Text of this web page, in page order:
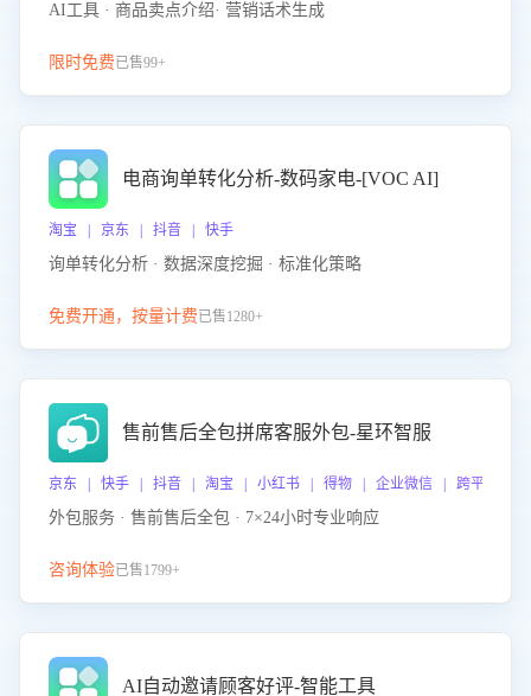
AI工具 · 商品卖点介绍· 营销话术生成
限时免费已售99+
电商询单转化分析-数码家电-[VOC AI]
淘宝 | 京东 | 抖音 | 快手
询单转化分析 · 数据深度挖掘 · 标准化策略
免费开通，按量计费已售1280+
售前售后全包拼席客服外包-星环智服
京东 | 快手 | 抖音 | 淘宝 | 小红书 | 得物 | 企业微信 | 跨平台
外包服务 · 售前售后全包 · 7×24小时专业响应
咨询体验已售1799+
AI自动邀请顾客好评-智能工具